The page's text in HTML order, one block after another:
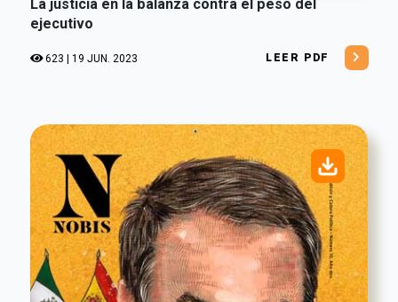
La justicia en la balanza contra el peso del
ejecutivo
623 | 19 JUN. 2023 LEER PDF